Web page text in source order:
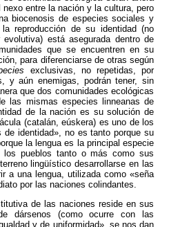
entre la nación y la cultura, pero
biocenosis de especies sociales y
reproducción de su identidad (no
está asegurada dentro de
que se encuentren en su
para diferenciarse de otras según
exclusivas, no repetidas, por
y aún enemigas, podrán tener, sin
que dos comunidades ecológicas
las mismas especies linneanas de
de la nación es su solución de
(catalán, eúskera) es uno de los
identidad», no es tanto porque su
la lengua es la principal especie
los pueblos tanto o más como sus
lingüístico desarrollarse en las
a una lengua, utilizada como «seña
por las naciones colindantes.
de las naciones reside en sus
dársenos (como ocurre con las
y de uniformidad», se nos dan